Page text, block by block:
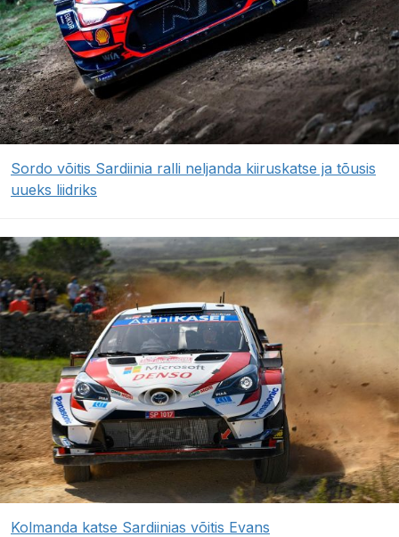
Sordo võitis Sardiinia ralli neljanda kiiruskatse ja tõusis
uueks liidriks
Kolmanda katse Sardiinias võitis Evans